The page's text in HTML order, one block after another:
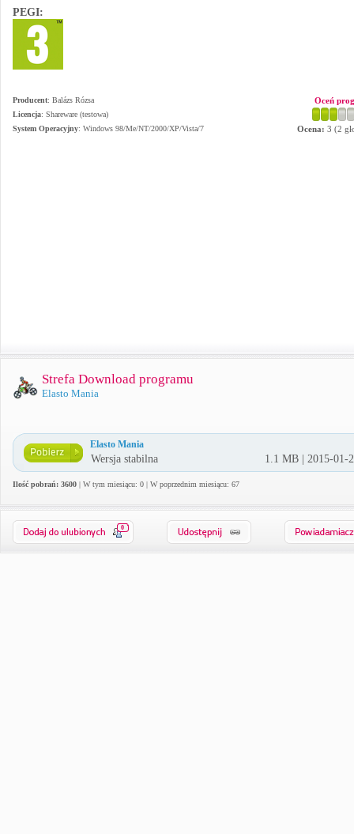
PEGI:
Producent: Balázs Rózsa
Licencja: Shareware (testowa)
System Operacyjny: Windows 98/Me/NT/2000/XP/Vista/7
Oceń
Ocena: 3 (2
Strefa Download programu
Elasto Mania
Elasto Mania
Wersja stabilna 1.1 MB | 2015-01-
Ilość pobrań: 3600 | W tym miesiącu: 0 | W poprzednim miesiącu: 67
0